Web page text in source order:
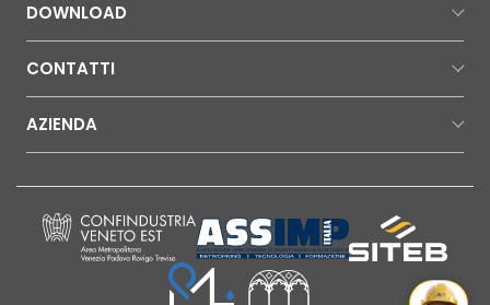
DOWNLOAD
CONTATTI
AZIENDA